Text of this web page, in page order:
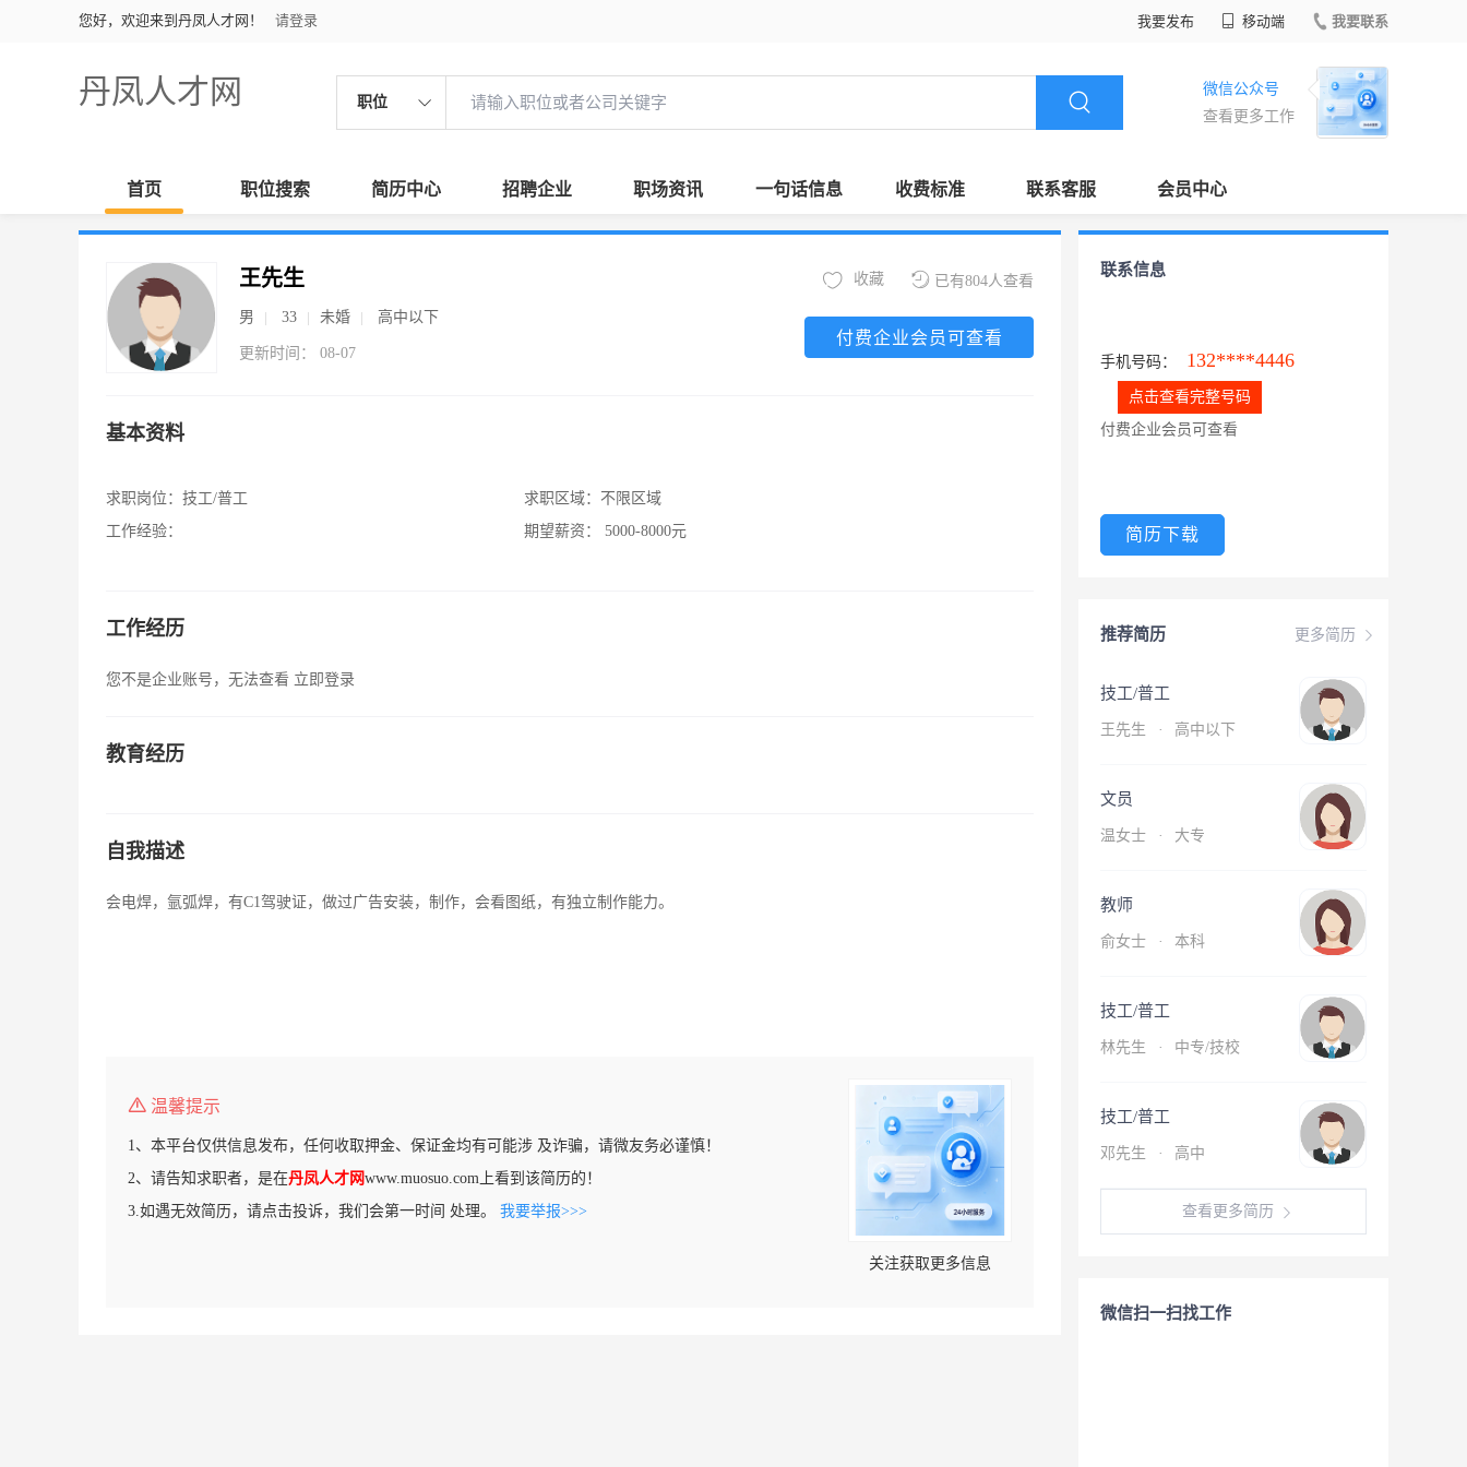
您好，欢迎来到丹凤人才网！ 请登录 我要发布 移动端 我要联系
丹凤人才网 职位
微信公众号
查看更多工作
首页 职位搜索 简历中心 招聘企业 职场资讯 一句话信息 收费标准 联系客服 会员中心
王先生
男 33 未婚 高中以下
更新时间： 08-07
已有804人查看
收藏
付费企业会员可查看
基本资料
求职岗位： 技工/普工
工作经验：
求职区域： 不限区域
期望薪资：
5000-8000元
工作经历
您不是企业账号，无法查看 立即登录
教育经历
自我描述
会电焊，氩弧焊，有C1驾驶证，做过广告安装，制作，会看图纸，有独立制作能力。
温馨提示
1、本平台仅供信息发布，任何收取押金、保证金均有可能涉 及诈骗，请微友务必谨慎！
2、请告知求职者，是在丹凤人才网www.muosuo.com上看到该简历的！
3.如遇无效简历，请点击投诉，我们会第一时间 处理。 我要举报>>>
关注获取更多信息
联系信息
手机号码： 132****4446
点击查看完整号码
付费企业会员可查看
简历下载
更多简历
推荐简历
技工/普工
王先生 · 高中以下
文员
温女士 · 大专
教师
俞女士 · 本科
技工/普工
林先生 · 中专/技校
技工/普工
邓先生 · 高中
查看更多简历
微信扫一扫找工作